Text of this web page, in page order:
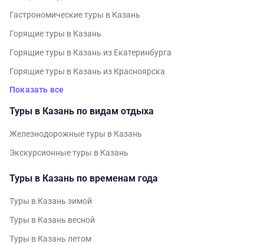
Гастрономические туры в Казань
Горящие туры в Казань
Горящие туры в Казань из Екатеринбурга
Горящие туры в Казань из Красноярска
Показать все
Туры в Казань по видам отдыха
Железнодорожные туры в Казань
Экскурсионные туры в Казань
Туры в Казань по временам года
Туры в Казань зимой
Туры в Казань весной
Туры в Казань летом